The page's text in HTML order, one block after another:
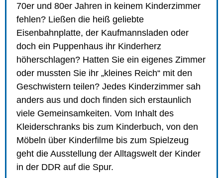
70er und 80er Jahren in keinem Kinderzimmer
fehlen? Ließen die heiß geliebte
Eisenbahnplatte, der Kaufmannsladen oder
doch ein Puppenhaus ihr Kinderherz
höherschlagen? Hatten Sie ein eigenes Zimmer
oder mussten Sie ihr „kleines Reich“ mit den
Geschwistern teilen? Jedes Kinderzimmer sah
anders aus und doch finden sich erstaunlich
viele Gemeinsamkeiten. Vom Inhalt des
Kleiderschranks bis zum Kinderbuch, von den
Möbeln über Kinderfilme bis zum Spielzeug
geht die Ausstellung der Alltagswelt der Kinder
in der DDR auf die Spur.